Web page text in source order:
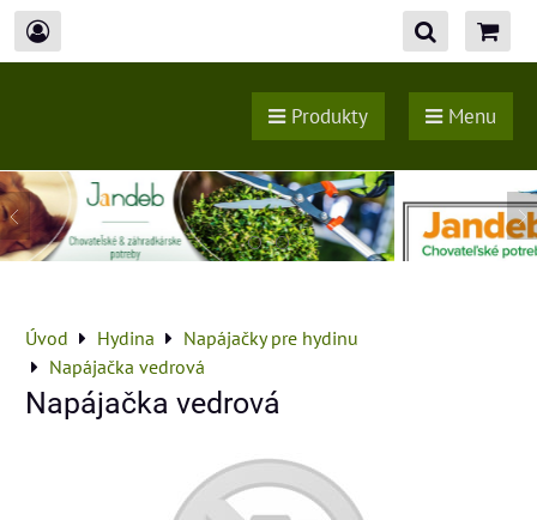
Produkty Menu
Úvod Hydina
Napájačky pre hydinu
Napájačka vedrová
Napájačka vedrová